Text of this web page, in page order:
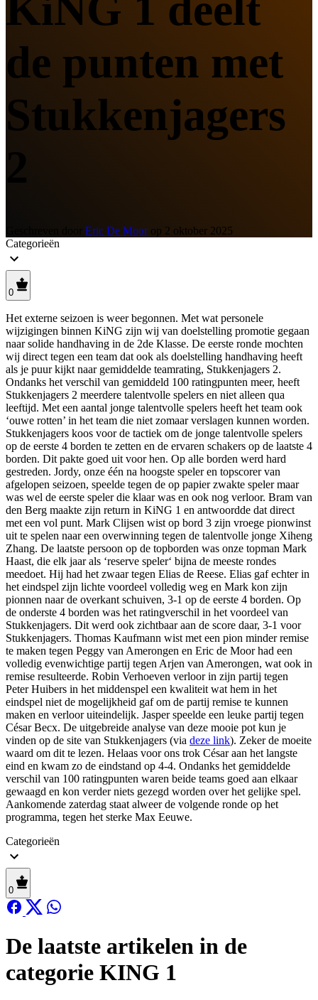
de punten met
Stukkenjagers
Eric De Moor op 2 oktober 2025
Categorieën
0
Het externe seizoen is weer begonnen. Met wat personele
wijzigingen binnen KiNG zijn wij van doelstelling promotie gegaan
naar solide handhaving in de 2de Klasse. De eerste ronde mochten
wij direct tegen een team dat ook als doelstelling handhaving heeft
als je puur kijkt naar gemiddelde teamrating, Stukkenjagers 2.
Ondanks het verschil van gemiddeld 100 ratingpunten meer, heeft
Stukkenjagers 2 meerdere talentvolle spelers en niet alleen qua
leeftijd. Met een aantal jonge talentvolle spelers heeft het team ook
‘ouwe rotten’ in het team die niet zomaar verslagen kunnen worden.
Stukkenjagers koos voor de tactiek om de jonge talentvolle spelers
op de eerste 4 borden te zetten en de ervaren schakers op de laatste 4
borden. Dit pakte goed uit voor hen. Op alle borden werd hard
gestreden. Jordy, onze één na hoogste speler en topscorer van
afgelopen seizoen, speelde tegen de op papier zwakte speler maar
was wel de eerste speler die klaar was en ook nog verloor. Bram van
den Berg maakte zijn return in KiNG 1 en antwoordde dat direct
met een vol punt. Mark Clijsen wist op bord 3 zijn vroege pionwinst
uit te spelen naar een overwinning tegen de talentvolle jonge Xiheng
Zhang. De laatste persoon op de topborden was onze topman Mark
Haast, die elk jaar als ‘reserve speler‘ bijna de meeste rondes
meedoet. Hij had het zwaar tegen Elias de Reese. Elias gaf echter in
het eindspel zijn lichte voordeel volledig weg en Mark kon zijn
pionnen naar de overkant schuiven, 3-1 op de eerste 4 borden. Op
de onderste 4 borden was het ratingverschil in het voordeel van
Stukkenjagers. Dit werd ook zichtbaar aan de score daar, 3-1 voor
Stukkenjagers. Thomas Kaufmann wist met een pion minder remise
te maken tegen Peggy van Amerongen en Eric de Moor had een
volledig evenwichtige partij tegen Arjen van Amerongen, wat ook in
remise resulteerde. Robin Verhoeven verloor in zijn partij tegen
Peter Huibers in het middenspel een kwaliteit wat hem in het
eindspel niet de mogelijkheid gaf om de partij remise te kunnen
maken en verloor uiteindelijk. Jasper speelde een leuke partij tegen
César Becx. De uitgebreide analyse van deze mooie pot kun je
vinden op de site van Stukkenjagers (via deze link). Zeker de moeite
waard om dit te lezen. Helaas voor ons trok César aan het langste
eind en kwam zo de eindstand op 4-4. Ondanks het gemiddelde
verschil van 100 ratingpunten waren beide teams goed aan elkaar
gewaagd en kon verder niets gezegd worden over het gelijke spel.
Aankomende zaterdag staat alweer de volgende ronde op het
programma, tegen het sterke Max Eeuwe.
Categorieën
0
De laatste artikelen in de
categorie KING 1